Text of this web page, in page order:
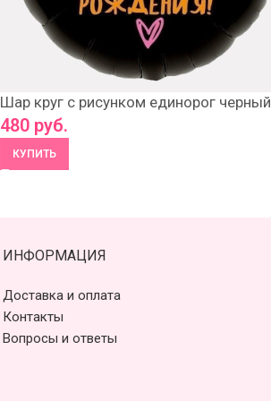
Шар круг с рисунком единорог черный
480 руб.
КУПИТЬ
ИНФОРМАЦИЯ
Доставка и оплата
Контакты
Вопросы и ответы